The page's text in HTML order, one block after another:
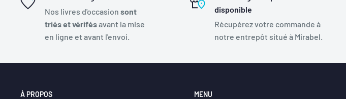
Nos livres d'occasion sont
triés et vérifésavant la mise
en ligne et avant l'envoi.
disponible
Récupérez votre commande à
notre entrepôt situé à Mirabel.
À PROPOS MENU